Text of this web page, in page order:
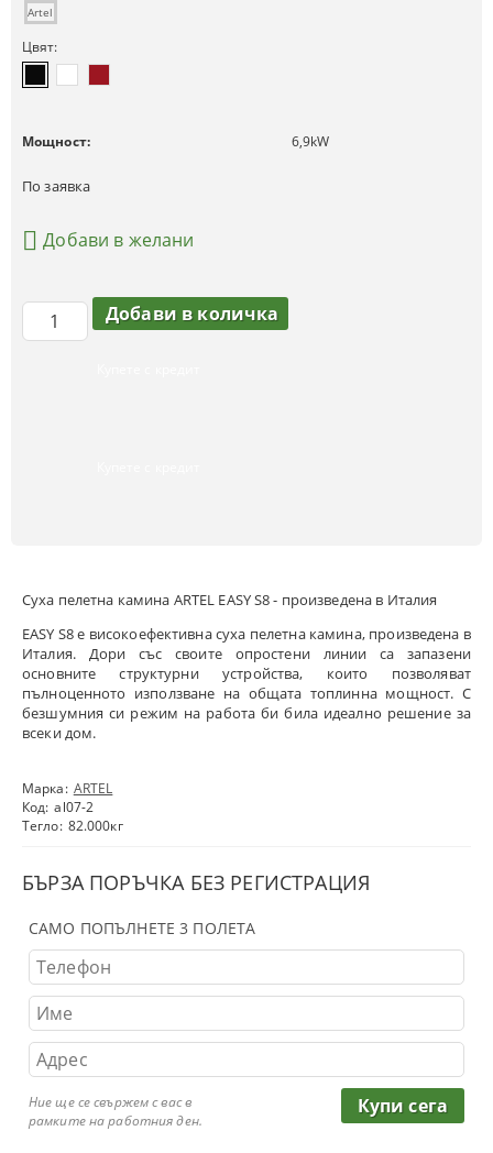
Суха пелетна камина ARTEL EASY S8 - произведена в Италия
EASY S8 е високоефективна суха пелетна камина, произведена в
Италия. Дори със своите опростени линии са запазени
основните структурни устройства, които позволяват
пълноценното използване на общата топлинна мощност. С
безшумния си режим на работа би била идеално решение за
всеки дом.
Марка: ARTEL
Код: al07-2
Тегло: 82.000кг
БЪРЗА ПОРЪЧКА БЕЗ РЕГИСТРАЦИЯ
САМО ПОПЪЛНЕТЕ 3 ПОЛЕТА
Ние ще се свържем с вас в
рамките на работния ден.
Artel
Цвят:
Мощност: 6,9kW
По заявка
Добави в желани